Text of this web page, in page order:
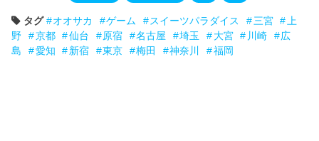
タグ オオサカ ゲーム スイーツパラダイス 三宮
上
野
京都 仙台 原宿 名古屋 埼玉 大宮 川崎
広
島
愛知 新宿 東京 梅田 神奈川 福岡